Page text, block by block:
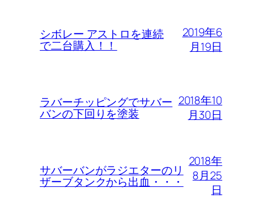
シボレー アストロを連続
で二台購入！！
2019年6
月19日
ラバーチッピングでサバー
バンの下回りを塗装
2018年10
月30日
サバーバンがラジエターのリ
ザーブタンクから出血・・・
2018年
8月25
日